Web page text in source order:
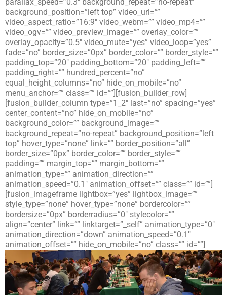
background_position=”left top” video_url=””
video_aspect_ratio=”16:9″ video_webm=”” video_mp4=””
video_ogv=”” video_preview_image=”” overlay_color=””
overlay_opacity=”0.5″ video_mute=”yes” video_loop=”yes”
fade=”no” border_size=”0px” border_color=”” border_style=””
padding_top=”20″ padding_bottom=”20″ padding_left=””
padding_right=”” hundred_percent=”no”
equal_height_columns=”no” hide_on_mobile=”no”
menu_anchor=”” class=”” id=””][fusion_builder_row]
[fusion_builder_column type=”1_2″ last=”no” spacing=”yes”
center_content=”no” hide_on_mobile=”no”
background_color=”” background_image=””
background_repeat=”no-repeat” background_position=”left
top” hover_type=”none” link=”” border_position=”all”
border_size=”0px” border_color=”” border_style=””
padding=”” margin_top=”” margin_bottom=””
animation_type=”” animation_direction=””
animation_speed=”0.1″ animation_offset=”” class=”” id=””]
[fusion_imageframe lightbox=”yes” lightbox_image=””
style_type=”none” hover_type=”none” bordercolor=””
bordersize=”0px” borderradius=”0″ stylecolor=””
align=”center” link=”” linktarget=”_self” animation_type=”0″
animation_direction=”down” animation_speed=”0.1″
animation_offset=”” hide_on_mobile=”no” class=”” id=””]